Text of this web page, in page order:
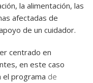
la alimentación, las
afectadas de
de un cuidador.
centrado en
en este caso
el programa de